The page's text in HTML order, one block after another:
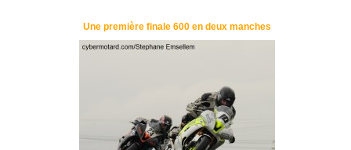
Une première finale 600 en deux manches